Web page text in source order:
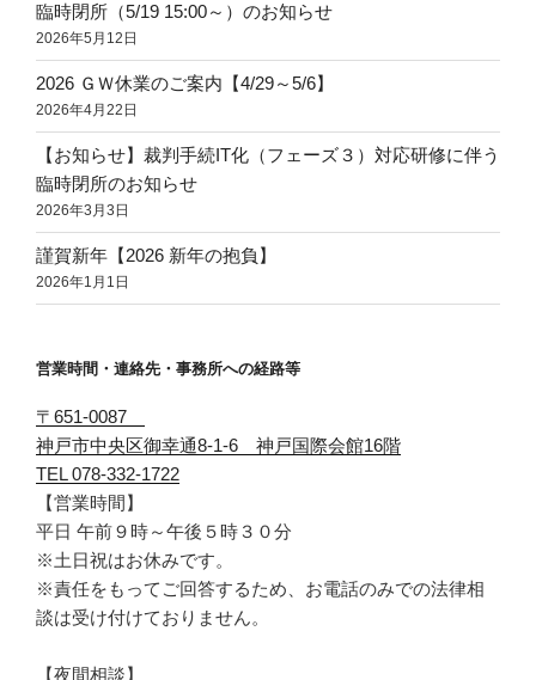
臨時閉所（5/19 15:00～）のお知らせ
2026年5月12日
2026 ＧＷ休業のご案内【4/29～5/6】
2026年4月22日
【お知らせ】裁判手続IT化（フェーズ３）対応研修に伴う
臨時閉所のお知らせ
2026年3月3日
謹賀新年【2026 新年の抱負】
2026年1月1日
営業時間・連絡先・事務所への経路等
〒651-0087
神戸市中央区御幸通8-1-6 神戸国際会館16階
TEL 078-332-1722
【営業時間】
平日 午前９時～午後５時３０分
※土日祝はお休みです。
※責任をもってご回答するため、お電話のみでの法律相
談は受け付けておりません。
【夜間相談】